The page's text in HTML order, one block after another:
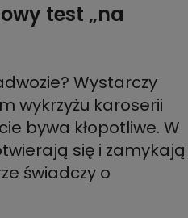
test „na
Wystarczy
wykrzyżu karoserii
bywa kłopotliwe. W
się i zamykają
świadczy o